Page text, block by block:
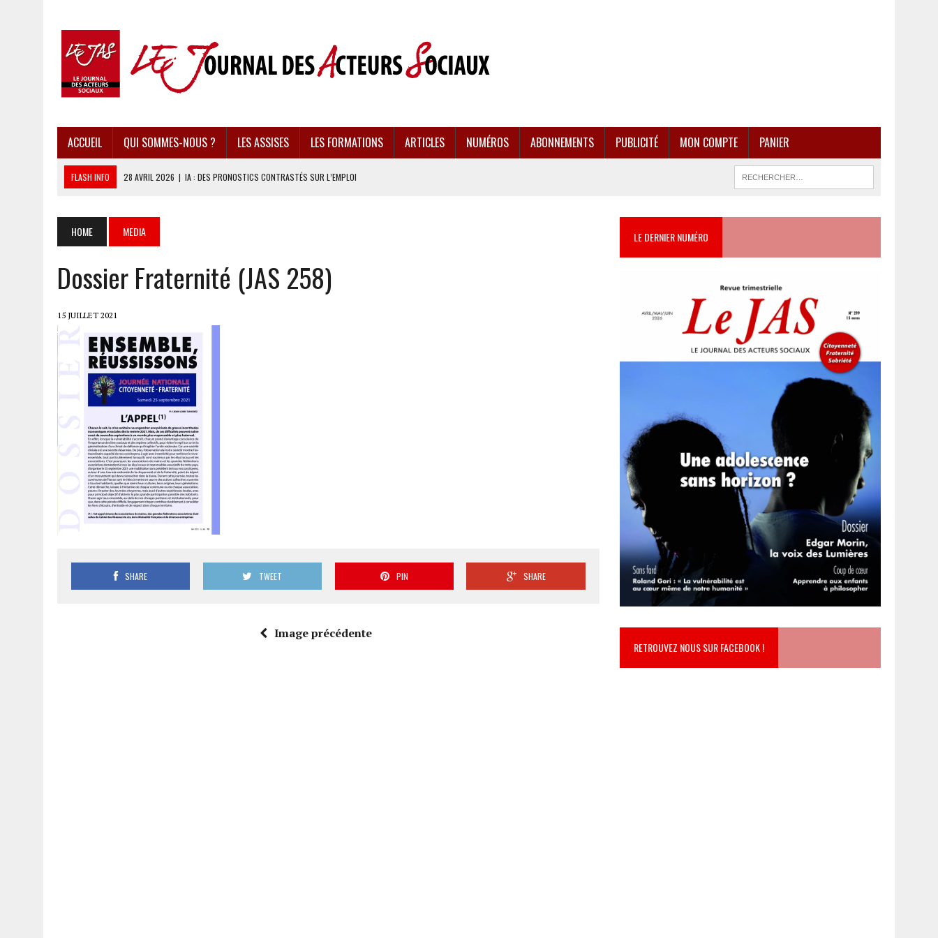
ACCUEIL QUI SOMMES-NOUS ? LES ASSISES LES FORMATIONS ARTICLES NUMÉROS ABONNEMENTS PUBLICITÉ MON COMPTE PANIER
FLASH INFO 28 AVRIL 2026 | IA : DES PRONOSTICS CONTRASTÉS SUR L’EMPLOI
28 AVRIL 2026 | PRESSE D’INFORMATION : UNE ÉCONOMIE DANGEREUSEMENT FRAGILISÉE
28 AVRIL 2026
CARAÏBES : LES RÉCIFS CORALLIENS AU BORD DE L’EFFONDREMENT
HOME MEDIA
Dossier Fraternité (JAS 258)
15 JUILLET 2021
SHARE TWEET PIN SHARE
Image précédente
LE DERNIER NUMÉRO
RETROUVEZ NOUS SUR FACEBOOK !